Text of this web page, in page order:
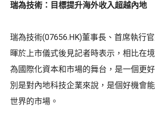
瑞為技術：目標提升海外收入超越內地
瑞為技術(07656.HK)董事長、首席執行
暉於上市儀式後見記者時表示，相比在
為國際化資本和市場的舞台，是一個更
別是對內地科技企業來說，是個好機會
世界的市場。